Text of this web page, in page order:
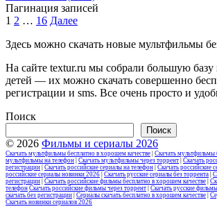
Пагинация записей
1 2 … 16 Далее
Здесь можно скачать новые мультфильмы
На сайте textur.ru мы собрали большую базу
детей — их можно скачать совершенно
регистрации и sms. Все очень просто и
Поиск
Поиск
© 2026 Фильмы и сериалы 2026
Скачать мультфильмы бесплатно в хорошем качестве Скачать мультфильмы
мультфильмы на телефон Скачать мультфильмы через торрент Скачать
регистрации Скачать российские сериалы на телефон Скачать российские
российские сериалы новинки 2026 Скачать русские сериалы без торрента
регистрации Скачать российские фильмы бесплатно в хорошем качестве
телефон Скачать российские фильмы через торрент Скачать русские
скачать без регистрации Сериалы скачать бесплатно в хорошем качестве
Скачать новинки сериалов 2026